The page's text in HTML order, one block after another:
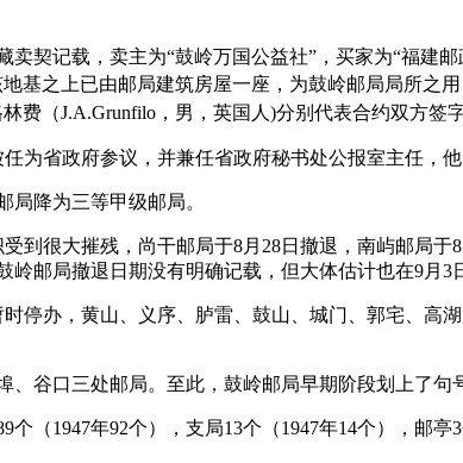
契记载，卖主为“鼓岭万国公益社”，买家为“福建
基之上已由邮局建筑房屋一座，为鼓岭邮局局所之
费（J.A.Grunfilo，男，英国人)分别代表合约双方签字
为省政府参议，并兼任省政府秘书处公报室主任，
局降为三等甲级邮局。
到很大摧残，尚干邮局于8月28日撤退，南屿邮局
邮局撤退日期没有明确记载，但大体估计也在9月3
停办，黄山、义序、胪雷、鼓山、城门、郭宅、高
谷口三处邮局。至此，鼓岭邮局早期阶段划上了句
（1947年92个），支局13个（1947年14个），邮